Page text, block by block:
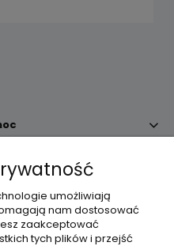
dostawa
umożliwiają
nam dostosować
zaakceptować
tych plików i przejść